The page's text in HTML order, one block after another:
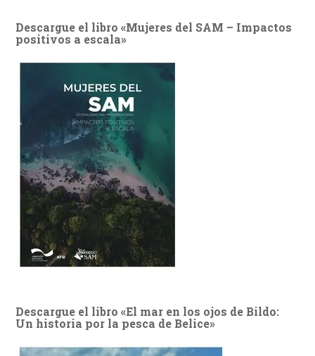
Descargue el libro «Mujeres del SAM – Impactos
positivos a escala»
Descargue el libro «El mar en los ojos de Bildo:
Un historia por la pesca de Belice»